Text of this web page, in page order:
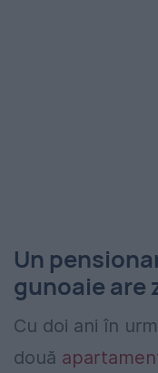
Un
gunoaie are
Cu doi ani în
două